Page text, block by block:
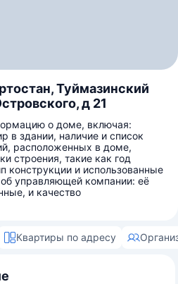
Туймазинский
д 21
о доме, включая:
в здании, наличие и список
расположенных в доме,
строения, такие как год
конструкции и использованные
управляющей компании: её
и качество
Квартиры по адресу